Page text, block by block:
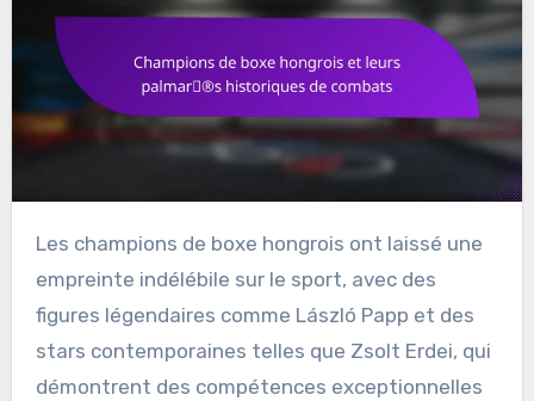
Les champions de boxe hongrois ont laissé une
empreinte indélébile sur le sport, avec des
figures légendaires comme László Papp et des
stars contemporaines telles que Zsolt Erdei, qui
démontrent des compétences exceptionnelles